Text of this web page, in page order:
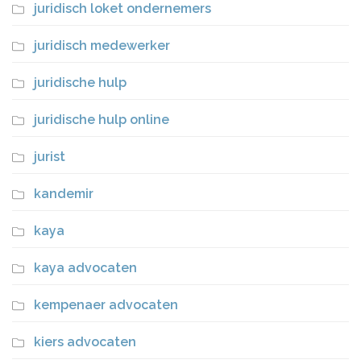
juridisch loket ondernemers
juridisch medewerker
juridische hulp
juridische hulp online
jurist
kandemir
kaya
kaya advocaten
kempenaer advocaten
kiers advocaten